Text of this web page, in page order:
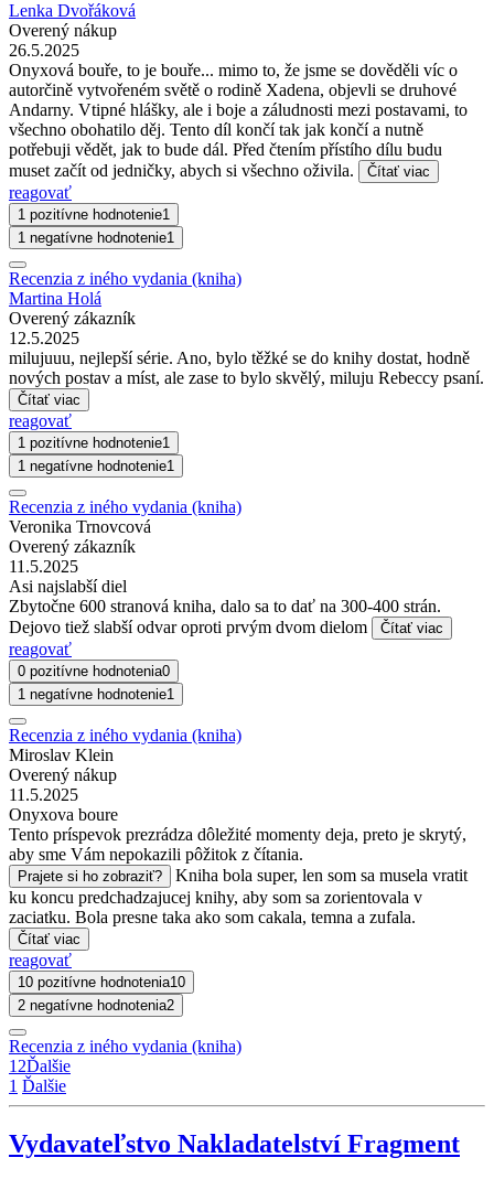
Lenka Dvořáková
Overený nákup
26.5.2025
Onyxová bouře, to je bouře... mimo to, že jsme se dověděli víc o
autorčině vytvořeném světě o rodině Xadena, objevli se druhové
Andarny. Vtipné hlášky, ale i boje a záludnosti mezi postavami, to
všechno obohatilo děj. Tento díl končí tak jak končí a nutně
potřebuji vědět, jak to bude dál. Před čtením přístího dílu budu
muset začít od jedničky, abych si všechno oživila.
Čítať viac
reagovať
1 pozitívne hodnotenie1
1 negatívne hodnotenie1
Recenzia z iného vydania (kniha)
Martina Holá
Overený zákazník
12.5.2025
milujuuu, nejlepší série. Ano, bylo těžké se do knihy dostat, hodně
nových postav a míst, ale zase to bylo skvělý, miluju Rebeccy psaní.
Čítať viac
reagovať
1 pozitívne hodnotenie1
1 negatívne hodnotenie1
Recenzia z iného vydania (kniha)
Veronika Trnovcová
Overený zákazník
11.5.2025
Asi najslabší diel
Zbytočne 600 stranová kniha, dalo sa to dať na 300-400 strán.
Dejovo tiež slabší odvar oproti prvým dvom dielom
Čítať viac
reagovať
0 pozitívne hodnotenia0
1 negatívne hodnotenie1
Recenzia z iného vydania (kniha)
Miroslav Klein
Overený nákup
11.5.2025
Onyxova boure
Tento príspevok prezrádza dôležité momenty deja, preto je skrytý,
aby sme Vám nepokazili pôžitok z čítania.
Prajete si ho zobraziť?
Kniha bola super, len som sa musela vratit
ku koncu predchadzajucej knihy, aby som sa zorientovala v
zaciatku. Bola presne taka ako som cakala, temna a zufala.
Čítať viac
reagovať
10 pozitívne hodnotenia10
2 negatívne hodnotenia2
Recenzia z iného vydania (kniha)
1 2Ďalšie
1 Ďalšie
Vydavateľstvo Nakladatelství Fragment